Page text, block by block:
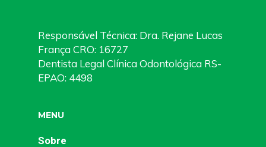
Responsável Técnica: Dra. Rejane Lucas
França CRO: 16727
Dentista Legal Clínica Odontológica RS-
EPAO: 4498
MENU
Sobre